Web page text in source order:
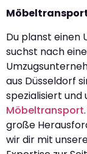
Du planst einen
suchst nach
aus Düsseldorf
spezialisiert
Möbeltransport
große
wir dir mit